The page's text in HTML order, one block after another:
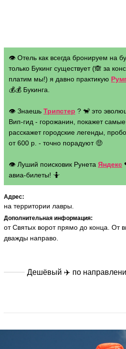
👁 Отель как всегда бронируем на
только Букинг существует (🙈 за
платим мы!) я давно практикую
💰💰 Букинга.
👁 Знаешь Трипстер ? 🐒 это
Вип-гид - горожанин, покажет
расскажет городские легенды,
от 600 р. - точно порадуют 🤑
👁 Луший поисковик Рунета Яндекс
авиа-билеты! 🤷
Адрес:
на территории лавры.
Дополнительная информация:
от Святых ворот прямо до конца. От
дважды направо.
Дешёвый ✈️ по